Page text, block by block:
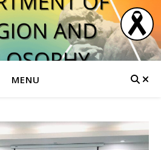
MENU